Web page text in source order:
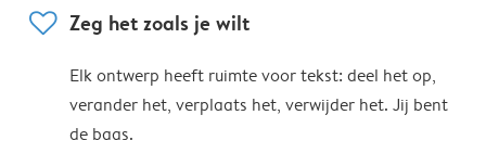
heart Zeg het zoals je wilt
Elk ontwerp heeft ruimte voor tekst: deel het op,
verander het, verplaats het, verwijder het. Jij bent
de baas.